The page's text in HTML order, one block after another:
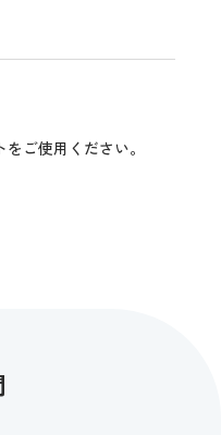
ご使用ください。